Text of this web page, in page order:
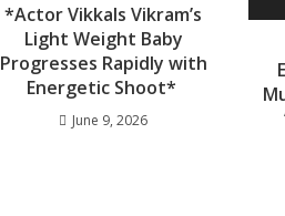
*Actor Vikkals Vikram’s
Light Weight Baby
Progresses Rapidly with
Energetic Shoot*
June 9, 2026